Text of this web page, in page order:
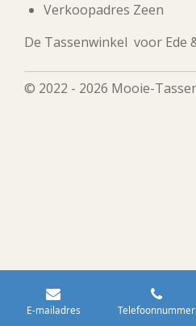
Verkoopadres Zeen
De Tassenwinkel voor Ede
© 2022 - 2026 Mooie-
E-mailadres Telefoonnummer